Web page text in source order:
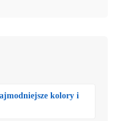
kolory i